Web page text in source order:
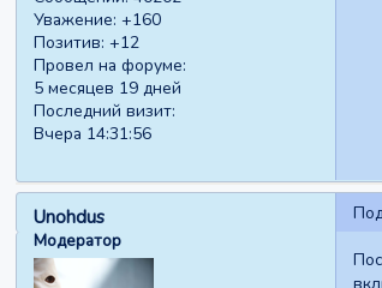
Уважение: +160
Позитив: +12
Провел на форуме:
5 месяцев 19 дней
Последний визит:
Вчера 14:31:56
Unohdus
Модератор